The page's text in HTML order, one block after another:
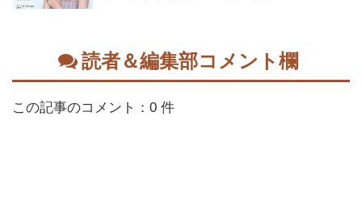
読者＆編集部コメント欄
この記事のコメント：0 件